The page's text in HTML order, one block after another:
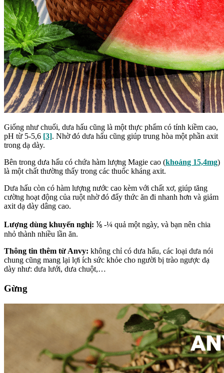
Giống như chuối, dưa hấu cũng là một thực phẩm có tính kiềm cao,
pH từ 5-5,6 [3]. Nhờ đó dưa hấu cũng giúp trung hòa một phần axit
trong dạ dày.
Bên trong dưa hấu có chứa hàm lượng Magie cao (khoảng 15,4mg)
là một chất thường thấy trong các thuốc kháng axit.
Dưa hấu còn có hàm lượng nước cao kèm với chất xơ, giúp tăng
cường hoạt động của ruột nhờ đó đẩy thức ăn đi nhanh hơn và giảm
axit dạ dày dâng cao.
Lượng dùng khuyến nghị: ⅙ -¼ quả một ngày, và bạn nên chia
nhỏ thành nhiều lần ăn.
Thông tin thêm từ Anvy: không chỉ có dưa hấu, các loại dưa nói
chung cũng mang lại lợi ích sức khỏe cho người bị trào ngược dạ
dày như: dưa lưới, dưa chuột,…
Gừng